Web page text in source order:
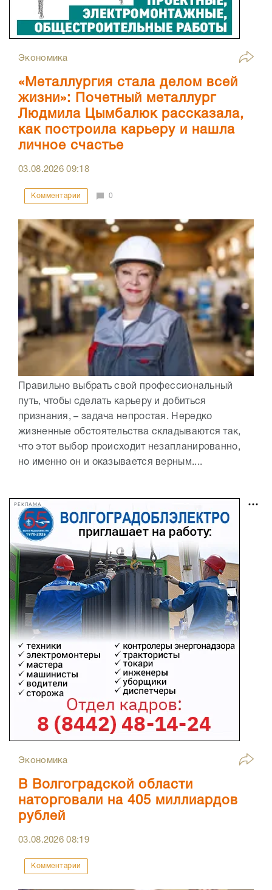
Экономика
«Металлургия стала делом всей
жизни»: Почетный металлург
Людмила Цымбалюк рассказала,
как построила карьеру и нашла
личное счастье
03.08.202609:18
Комментарии 0
Правильно выбрать свой профессиональный
путь, чтобы сделать карьеру и добиться
признания, – задача непростая. Нередко
жизненные обстоятельства складываются так,
что этот выбор происходит незапланированно,
но именно он и оказывается верным....
РЕКЛАМА
Экономика
В Волгоградской области
наторговали на 405 миллиардов
рублей
03.08.202608:19
Комментарии